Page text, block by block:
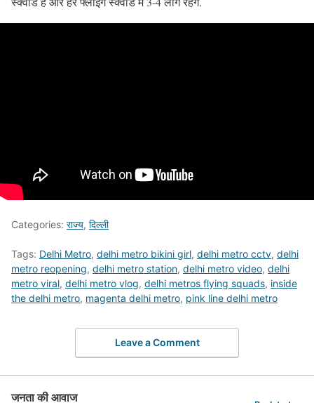
Categories: राज्य, दिल्ली
Tags: Delhi Metro, delhi metro bikini girl, delhi metro cctv, delhi
metro reopening, delhi metro station, delhi metro video, delhi
metro viral, delhi metro vlog, delhi metros flying squads, inside
the delhi metro, magenta delhi metro, pink line delhi metro
Leave a Comment
जनता की आवाज